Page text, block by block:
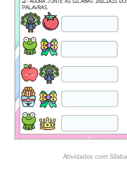
Atividades com